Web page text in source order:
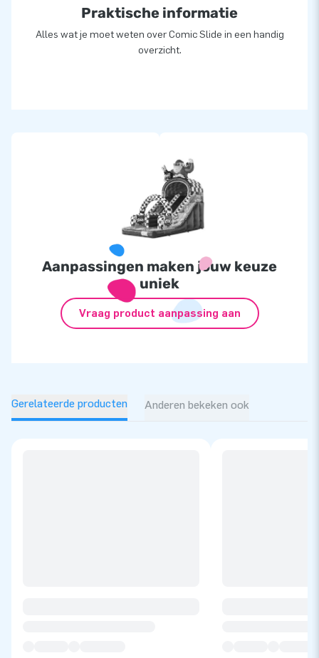
topkwaliteit en service. Kies voor een springkussen van JB
en verzeker jezelf van een onvergetelijke ervaring.
Praktische informatie
Alles wat je moet weten over Comic Slide in een handig
overzicht.
Aanpassingen maken jouw keuze
uniek
Vraag product aanpassing aan
Gerelateerde producten Anderen bekeken ook